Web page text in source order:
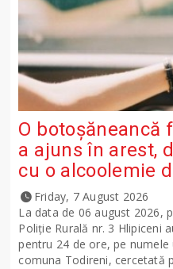
O botoșăneancă
a ajuns în arest,
cu o alcoolemie
Friday, 7 August 2026
La data de 06 august 2026,
Poliție Rurală nr. 3 Hlipiceni
pentru 24 de ore, pe
comuna Todireni, cercetată